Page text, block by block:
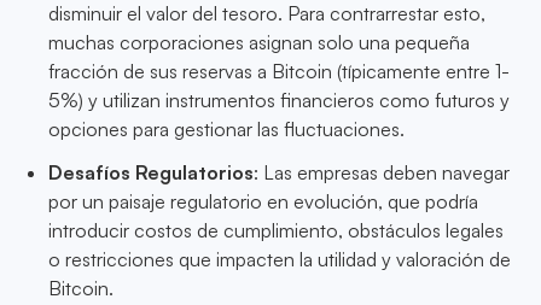
disminuir el valor del tesoro. Para contrarrestar esto,
muchas corporaciones asignan solo una pequeña
fracción de sus reservas a Bitcoin (típicamente entre 1-
5%) y utilizan instrumentos financieros como futuros y
opciones para gestionar las fluctuaciones.
Desafíos Regulatorios: Las empresas deben navegar
por un paisaje regulatorio en evolución, que podría
introducir costos de cumplimiento, obstáculos legales
o restricciones que impacten la utilidad y valoración de
Bitcoin.